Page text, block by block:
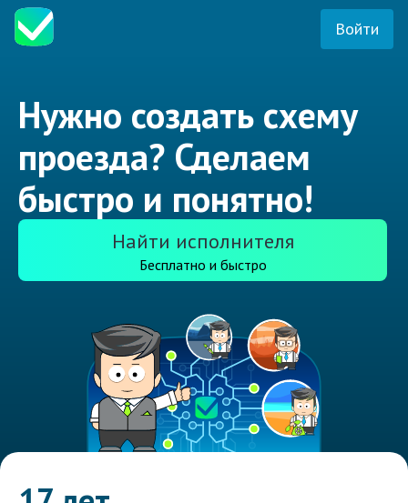
Войти
Нужно создать схему
проезда? Сделаем
быстро и понятно!
Найти исполнителя
Бесплатно и быстро